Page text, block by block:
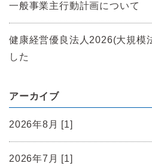
一般事業主行動計画について
健康経営優良法人2026(大規模
した
アーカイブ
2026年8月 [1]
2026年7月 [1]